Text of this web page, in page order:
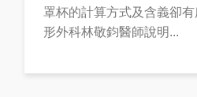
罩杯的計算方式及含義卻
形外科林敬鈞醫師說明...